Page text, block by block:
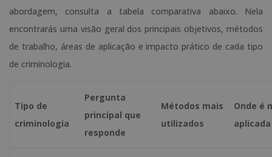
abordagem, consulta a tabela comparativa abaixo. Nela
encontrarás uma visão geral dos principais objetivos, métodos
de trabalho, áreas de aplicação e impacto prático de cada tipo
de criminologia.
Tipo de
criminologia
Pergunta
principal que
responde
Métodos mais
utilizados
Onde é
aplicada